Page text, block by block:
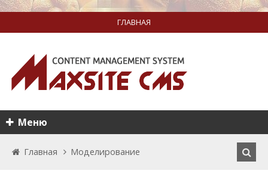
ГЛАВНАЯ
Меню
Главная Моделирование